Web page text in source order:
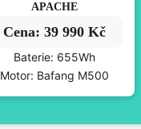
APACHE
Cena: 39 990 Kč
Baterie: 655Wh
Motor: Bafang M500